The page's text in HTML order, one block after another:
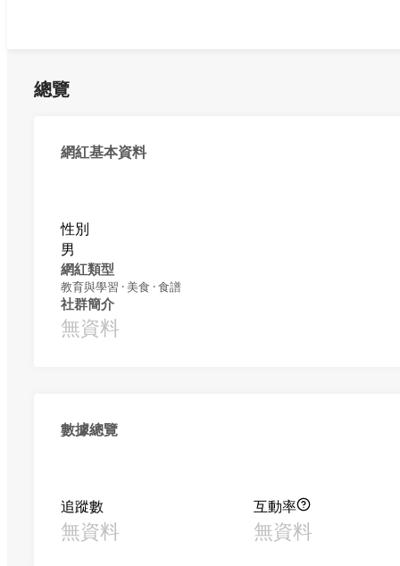
總覽
網紅基本資料
性別
男
網紅類型
教育與學習 · 美食 · 食譜
社群簡介
無資料
數據總覽
追蹤數
無資料
互動率
無資料